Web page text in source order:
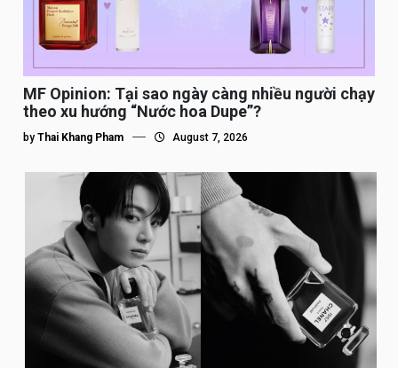
MF Opinion: Tại sao ngày càng nhiều người chạy
theo xu hướng “Nước hoa Dupe”?
by Thai Khang Pham August 7, 2026